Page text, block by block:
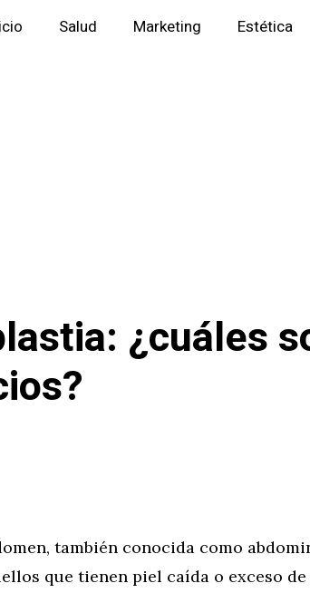
Salud Marketing Estética
¿cuáles
también conocida como
que tienen piel caída o exceso de